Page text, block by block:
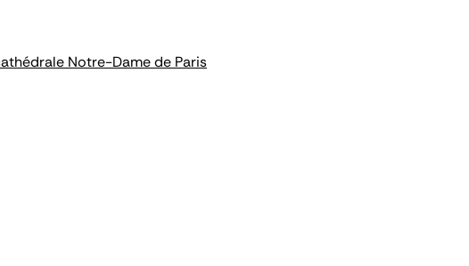
Notre-Dame de Paris